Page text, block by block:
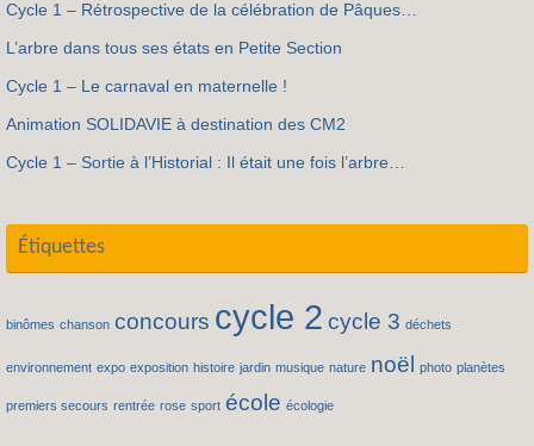
Cycle 1 – Rétrospective de la célébration de Pâques…
L’arbre dans tous ses états en Petite Section
Cycle 1 – Le carnaval en maternelle !
Animation SOLIDAVIE à destination des CM2
Cycle 1 – Sortie à l’Historial : Il était une fois l’arbre…
Étiquettes
binômes chanson concours cycle 2 cycle 3 déchets
environnement expo exposition histoire jardin musique nature noël photo planètes
premiers secours rentrée rose sport école écologie